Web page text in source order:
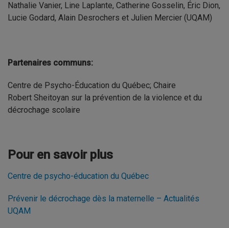
Nathalie Vanier, Line Laplante, Catherine Gosselin, Éric Dion,
Lucie Godard, Alain Desrochers et Julien Mercier (UQAM)
Partenaires communs:
Centre de Psycho-Éducation du Québec; Chaire
Robert Sheitoyan sur la prévention de la violence et du
décrochage scolaire
Pour en savoir plus
Centre de psycho-éducation du Québec
Prévenir le décrochage dès la maternelle – Actualités
UQAM